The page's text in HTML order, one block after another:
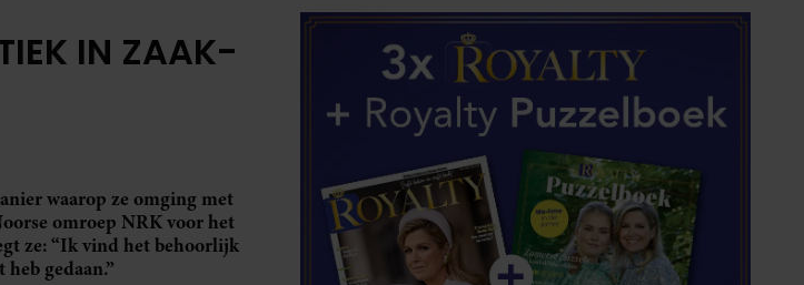
IN ZAAK-
waarop ze omging met
omroep NRK voor het
ze: “Ik vind het behoorlijk
gedaan.”